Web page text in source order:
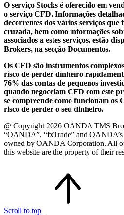
O serviço Stocks é oferecido em
o serviço CFD. Informações
decorrentes dos vários serviços que
cruzada, bem como informações
associados a estes serviços, estão
Brokers, na secção Documentos.
Os CFD são instrumentos
risco de perder dinheiro
76% das contas de pequenos
quando negoceiam CFD com este
se compreende como funcionam os
risco de perder o seu dinheiro.
@ Copyright 2026 OANDA TMS
“OANDA”, “fxTrade” and
owned by OANDA Corporation. All
this website are the property of their
Scroll to top